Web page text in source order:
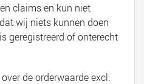
claims en kun niet
wij niets kunnen doen
geregistreerd of onterecht
de orderwaarde excl.